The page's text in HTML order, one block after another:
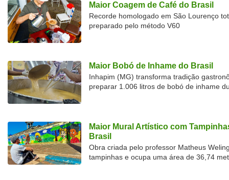
Maior Coagem de Café do Brasil
Recorde homologado em São Lourenço
preparado pelo método V60
Maior Bobó de Inhame do Brasil
Inhapim (MG) transforma tradição
preparar 1.006 litros de bobó de inhame
Maior Mural Artístico com
Brasil
Obra criada pelo professor Matheus
tampinhas e ocupa uma área de 36,74